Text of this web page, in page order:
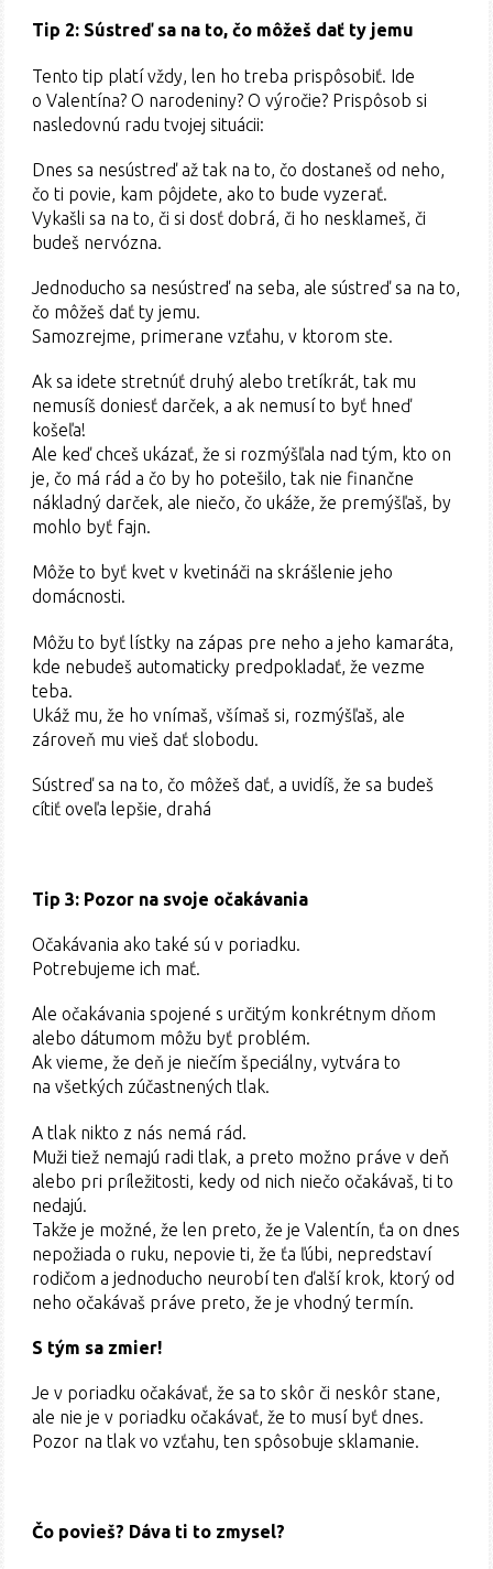
Tip 2: Sústreď sa na to, čo môžeš dať ty jemu
Tento tip platí vždy, len ho treba prispôsobiť. Ide
o Valentína? O narodeniny? O výročie? Prispôsob si
nasledovnú radu tvojej situácii:
Dnes sa nesústreď až tak na to, čo dostaneš od neho,
čo ti povie, kam pôjdete, ako to bude vyzerať.
Vykašli sa na to, či si dosť dobrá, či ho nesklameš, či
budeš nervózna.
Jednoducho sa nesústreď na seba, ale sústreď sa na to,
čo môžeš dať ty jemu.
Samozrejme, primerane vzťahu, v ktorom ste.
Ak sa idete stretnúť druhý alebo tretíkrát, tak mu
nemusíš doniesť darček, a ak nemusí to byť hneď
košeľa!
Ale keď chceš ukázať, že si rozmýšľala nad tým, kto on
je, čo má rád a čo by ho potešilo, tak nie finančne
nákladný darček, ale niečo, čo ukáže, že premýšľaš, by
mohlo byť fajn.
Môže to byť kvet v kvetináči na skrášlenie jeho
domácnosti.
Môžu to byť lístky na zápas pre neho a jeho kamaráta,
kde nebudeš automaticky predpokladať, že vezme
teba.
Ukáž mu, že ho vnímaš, všímaš si, rozmýšľaš, ale
zároveň mu vieš dať slobodu.
Sústreď sa na to, čo môžeš dať, a uvidíš, že sa budeš
cítiť oveľa lepšie, drahá
Tip 3: Pozor na svoje očakávania
Očakávania ako také sú v poriadku.
Potrebujeme ich mať.
Ale očakávania spojené s určitým konkrétnym dňom
alebo dátumom môžu byť problém.
Ak vieme, že deň je niečím špeciálny, vytvára to
na všetkých zúčastnených tlak.
A tlak nikto z nás nemá rád.
Muži tiež nemajú radi tlak, a preto možno práve v deň
alebo pri príležitosti, kedy od nich niečo očakávaš, ti to
nedajú.
Takže je možné, že len preto, že je Valentín, ťa on dnes
nepožiada o ruku, nepovie ti, že ťa ľúbi, nepredstaví
rodičom a jednoducho neurobí ten ďalší krok, ktorý od
neho očakávaš práve preto, že je vhodný termín.
S tým sa zmier!
Je v poriadku očakávať, že sa to skôr či neskôr stane,
ale nie je v poriadku očakávať, že to musí byť dnes.
Pozor na tlak vo vzťahu, ten spôsobuje sklamanie.
Čo povieš? Dáva ti to zmysel?